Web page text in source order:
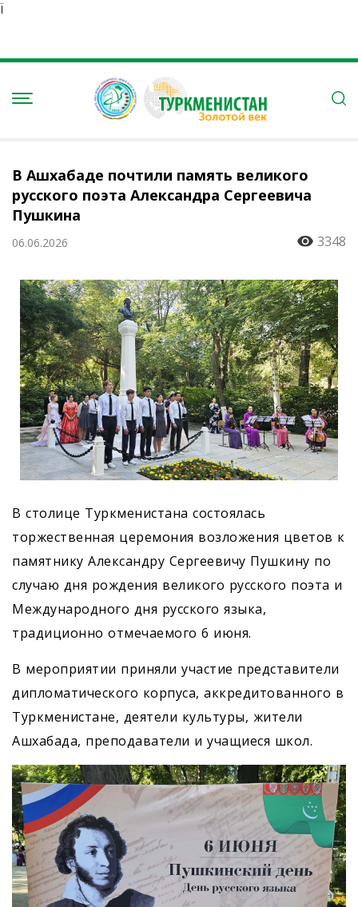
Ï
В Ашхабаде почтили память великого
русского поэта Александра Сергеевича
Пушкина
06.06.2026 3348
В столице Туркменистана состоялась
торжественная церемония возложения цветов к
памятнику Александру Сергеевичу Пушкину по
случаю дня рождения великого русского поэта и
Международного дня русского языка,
традиционно отмечаемого 6 июня.
В мероприятии приняли участие представители
дипломатического корпуса, аккредитованного в
Туркменистане, деятели культуры, жители
Ашхабада, преподаватели и учащиеся школ.